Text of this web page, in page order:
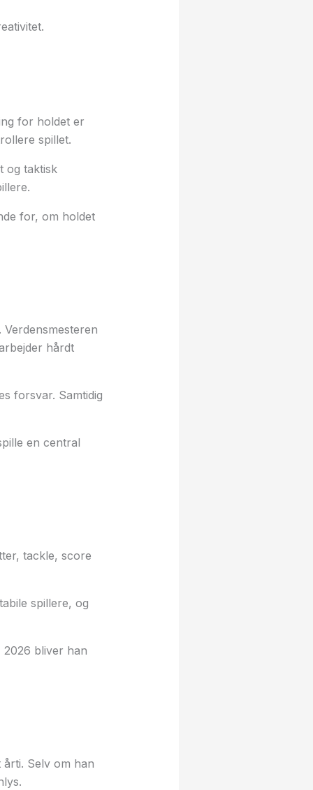
for holdet er
spillet.
og taktisk
for, om holdet
hårdt
forsvar. Samtidig
en central
tackle, score
spillere, og
bliver han
Selv om han